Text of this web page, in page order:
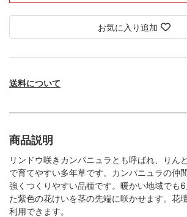
お気に入り追加
送料について
商品説明
リンドウ咲きカンパニュラとも呼ばれ、りん
で育てやすい多年草です。カンパニュラの仲
強くつくりやすい品種です。暖かい地域でも
た紫色の花けいを茎の先端に咲かせます。花
利用できます。